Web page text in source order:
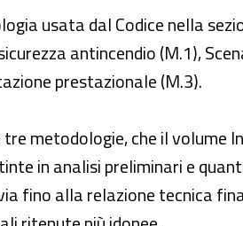
usata dal Codice nella
antincendio (M.1),
prestazionale (M.3).
tre metodologie, che il volume
in analisi preliminari e
fino alla relazione tecnica